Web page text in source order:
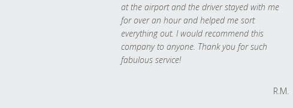
at the airport and the driver stayed with me
for over an hour and helped me sort
everything out. I would recommend this
company to anyone. Thank you for such
fabulous service!
R.M.